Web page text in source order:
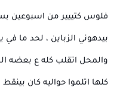
فلوس كتييير من اسبوعين
بيدهوني الزباين ، لحد ما
والمحل اتقلب كله ع بعضه
كلها اتلموا حواليه كان